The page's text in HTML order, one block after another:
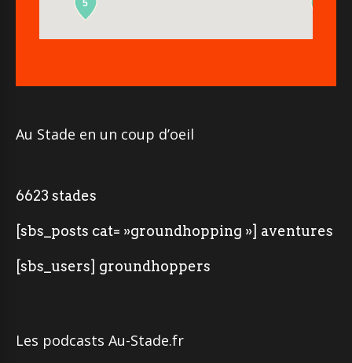
5
Au Stade en un coup d’oeil
6623 stades
[sbs_posts cat= »groundhopping »] aventures
[sbs_users] groundhoppers
Les podcasts Au-Stade.fr